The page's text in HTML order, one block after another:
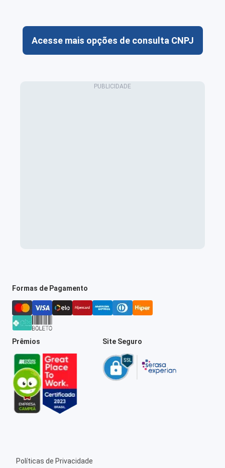
Acesse mais opções de consulta CNPJ
Formas de Pagamento
Prêmios Site Seguro
Políticas de Privacidade